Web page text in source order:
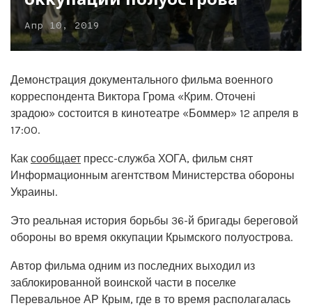
Апр 10, 2019
Демонстрация документального фильма военного
корреспондента Виктора Грома «Крим. Оточені
зрадою» состоится в кинотеатре «Боммер» 12 апреля в
17:00.
Как сообщает пресс-служба ХОГА, фильм снят
Информационным агентством Министерства обороны
Украины.
Это реальная история борьбы 36-й бригады береговой
обороны во время оккупации Крымского полуострова.
Автор фильма одним из последних выходил из
заблокированной воинской части в поселке
Перевальное АР Крым, где в то время располагалась